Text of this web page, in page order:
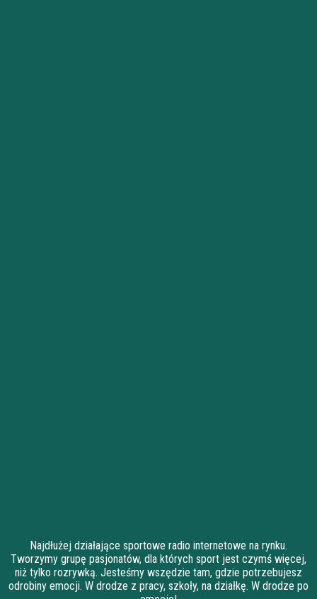
Najdłużej działające sportowe radio internetowe na rynku.
Tworzymy grupę pasjonatów, dla których sport jest czymś więcej,
niż tylko rozrywką. Jesteśmy wszędzie tam, gdzie potrzebujesz
odrobiny emocji. W drodze z pracy, szkoły, na działkę. W drodze po